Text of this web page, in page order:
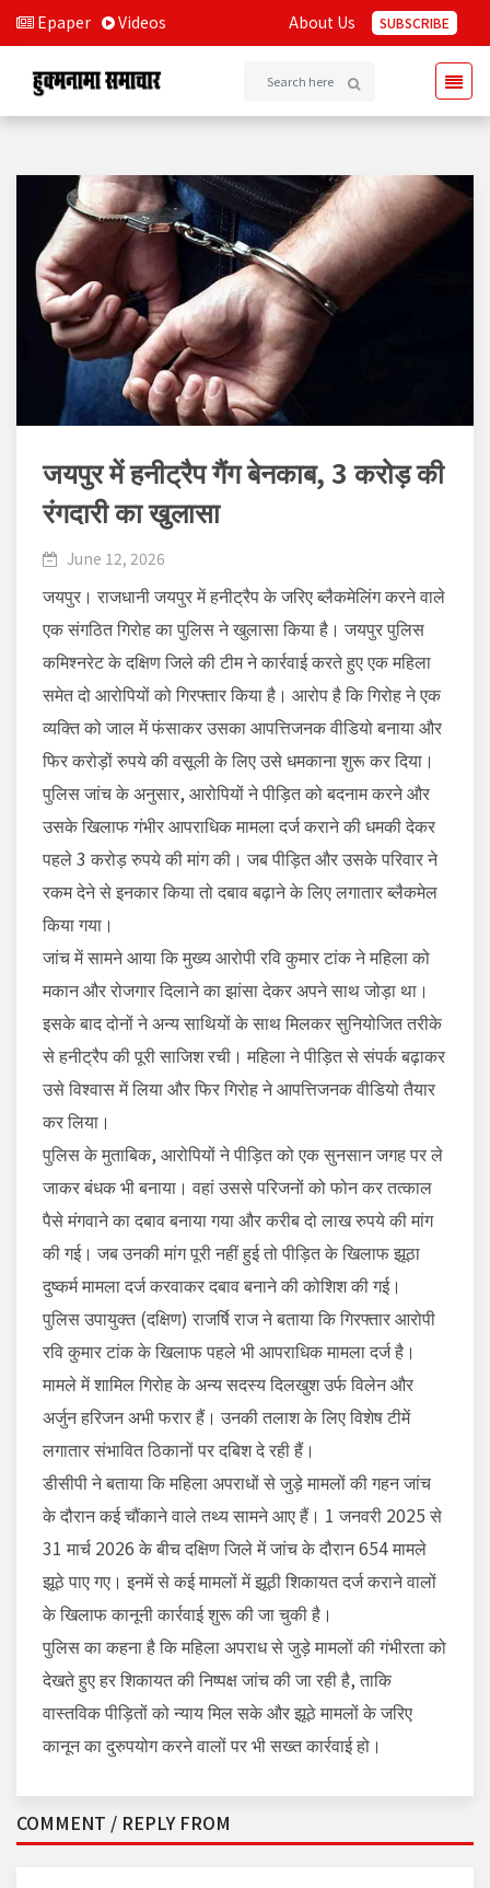
Epaper Videos About Us SUBSCRIBE
जयपुर में हनीट्रैप गैंग बेनकाब, 3 करोड़ की
रंगदारी का खुलासा
June 12, 2026
जयपुर। राजधानी जयपुर में हनीट्रैप के जरिए ब्लैकमेलिंग करने वाले
एक संगठित गिरोह का पुलिस ने खुलासा किया है। जयपुर पुलिस
कमिश्नरेट के दक्षिण जिले की टीम ने कार्रवाई करते हुए एक महिला
समेत दो आरोपियों को गिरफ्तार किया है। आरोप है कि गिरोह ने एक
व्यक्ति को जाल में फंसाकर उसका आपत्तिजनक वीडियो बनाया और
फिर करोड़ों रुपये की वसूली के लिए उसे धमकाना शुरू कर दिया।
पुलिस जांच के अनुसार, आरोपियों ने पीड़ित को बदनाम करने और
उसके खिलाफ गंभीर आपराधिक मामला दर्ज कराने की धमकी देकर
पहले 3 करोड़ रुपये की मांग की। जब पीड़ित और उसके परिवार ने
रकम देने से इनकार किया तो दबाव बढ़ाने के लिए लगातार ब्लैकमेल
किया गया।
जांच में सामने आया कि मुख्य आरोपी रवि कुमार टांक ने महिला को
मकान और रोजगार दिलाने का झांसा देकर अपने साथ जोड़ा था।
इसके बाद दोनों ने अन्य साथियों के साथ मिलकर सुनियोजित तरीके
से हनीट्रैप की पूरी साजिश रची। महिला ने पीड़ित से संपर्क बढ़ाकर
उसे विश्वास में लिया और फिर गिरोह ने आपत्तिजनक वीडियो तैयार
कर लिया।
पुलिस के मुताबिक, आरोपियों ने पीड़ित को एक सुनसान जगह पर ले
जाकर बंधक भी बनाया। वहां उससे परिजनों को फोन कर तत्काल
पैसे मंगवाने का दबाव बनाया गया और करीब दो लाख रुपये की मांग
की गई। जब उनकी मांग पूरी नहीं हुई तो पीड़ित के खिलाफ झूठा
दुष्कर्म मामला दर्ज करवाकर दबाव बनाने की कोशिश की गई।
पुलिस उपायुक्त (दक्षिण) राजर्षि राज ने बताया कि गिरफ्तार आरोपी
रवि कुमार टांक के खिलाफ पहले भी आपराधिक मामला दर्ज है।
मामले में शामिल गिरोह के अन्य सदस्य दिलखुश उर्फ विलेन और
अर्जुन हरिजन अभी फरार हैं। उनकी तलाश के लिए विशेष टीमें
लगातार संभावित ठिकानों पर दबिश दे रही हैं।
डीसीपी ने बताया कि महिला अपराधों से जुड़े मामलों की गहन जांच
के दौरान कई चौंकाने वाले तथ्य सामने आए हैं। 1 जनवरी 2025 से
31 मार्च 2026 के बीच दक्षिण जिले में जांच के दौरान 654 मामले
झूठे पाए गए। इनमें से कई मामलों में झूठी शिकायत दर्ज कराने वालों
के खिलाफ कानूनी कार्रवाई शुरू की जा चुकी है।
पुलिस का कहना है कि महिला अपराध से जुड़े मामलों की गंभीरता को
देखते हुए हर शिकायत की निष्पक्ष जांच की जा रही है, ताकि
वास्तविक पीड़ितों को न्याय मिल सके और झूठे मामलों के जरिए
कानून का दुरुपयोग करने वालों पर भी सख्त कार्रवाई हो।
COMMENT / REPLY FROM